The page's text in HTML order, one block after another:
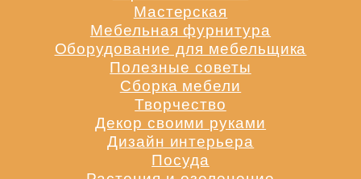
Мастерская
Мебельная фурнитура
Оборудование для мебельщика
Полезные советы
Сборка мебели
Творчество
Декор своими руками
Дизайн интерьера
Посуда